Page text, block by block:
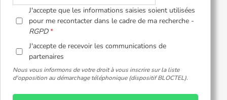
J'accepte que les informations saisies soient utilisées
pour me recontacter dans le cadre de ma recherche -
RGPD
J'accepte de recevoir les communications de
partenaires
Nous vous informons de votre droit à vous inscrire sur la liste
d'opposition au démarchage téléphonique (dispositif BLOCTEL).